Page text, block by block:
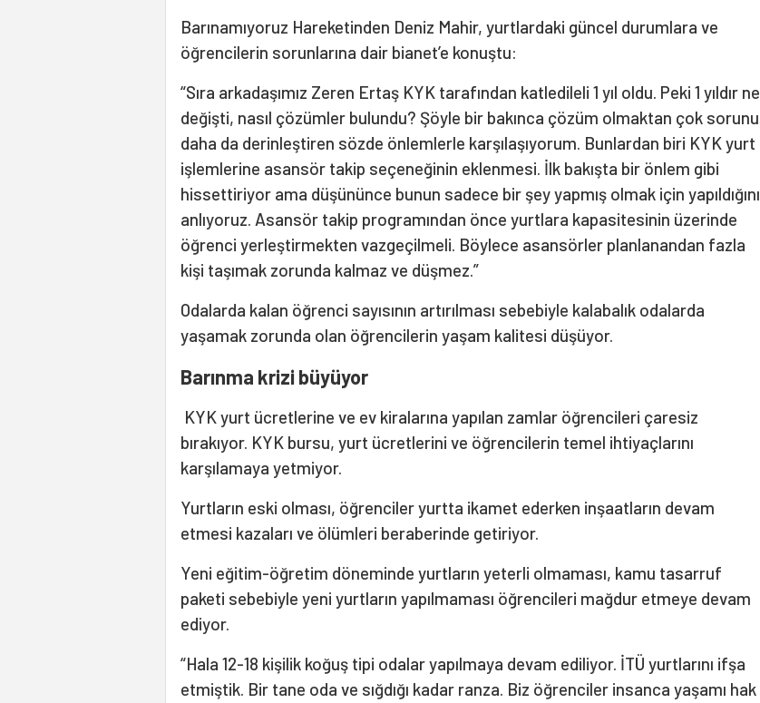
Barınamıyoruz Hareketinden Deniz Mahir, yurtlardaki güncel durumlara ve
öğrencilerin sorunlarına dair bianet’e konuştu:
“Sıra arkadaşımız Zeren Ertaş KYK tarafından katledileli 1 yıl oldu. Peki 1 yıldır ne
değişti, nasıl çözümler bulundu? Şöyle bir bakınca çözüm olmaktan çok sorunu
daha da derinleştiren sözde önlemlerle karşılaşıyorum. Bunlardan biri KYK yurt
işlemlerine asansör takip seçeneğinin eklenmesi. İlk bakışta bir önlem gibi
hissettiriyor ama düşününce bunun sadece bir şey yapmış olmak için yapıldığını
anlıyoruz. Asansör takip programından önce yurtlara kapasitesinin üzerinde
öğrenci yerleştirmekten vazgeçilmeli. Böylece asansörler planlanandan fazla
kişi taşımak zorunda kalmaz ve düşmez.”
Odalarda kalan öğrenci sayısının artırılması sebebiyle kalabalık odalarda
yaşamak zorunda olan öğrencilerin yaşam kalitesi düşüyor.
Barınma krizi büyüyor
KYK yurt ücretlerine ve ev kiralarına yapılan zamlar öğrencileri çaresiz
bırakıyor. KYK bursu, yurt ücretlerini ve öğrencilerin temel ihtiyaçlarını
karşılamaya yetmiyor.
Yurtların eski olması, öğrenciler yurtta ikamet ederken inşaatların devam
etmesi kazaları ve ölümleri beraberinde getiriyor.
Yeni eğitim-öğretim döneminde yurtların yeterli olmaması, kamu tasarruf
paketi sebebiyle yeni yurtların yapılmaması öğrencileri mağdur etmeye devam
ediyor.
“Hala 12-18 kişilik koğuş tipi odalar yapılmaya devam ediliyor. İTÜ yurtlarını ifşa
etmiştik. Bir tane oda ve sığdığı kadar ranza. Biz öğrenciler insanca yaşamı hak